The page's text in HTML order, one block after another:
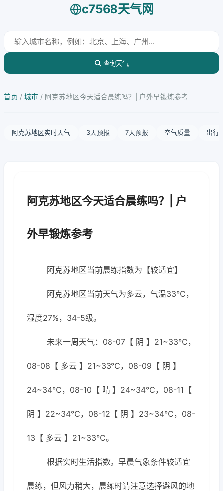
c7568天气网
查询天气
首页 / 城市 / 阿克苏地区今天适合晨练吗？| 户外早锻炼参考
阿克苏地区实时天气 3天预报 7天预报 空气质量 出行
阿克苏地区今天适合晨练吗？| 户
外早锻炼参考
阿克苏地区当前晨练指数为【较适宜】
阿克苏地区当前天气为多云，气温33℃，
湿度27%，34-5级。
未来一周天气：08-07【 阴 】21~33℃，
08-08【 多云 】21~33℃，08-09【 阴 】
24~34℃，08-10【 晴 】24~34℃，08-11【
阴 】22~34℃，08-12【 阴 】23~34℃，08-
13【 多云 】21~33℃。
根据实时生活指数。早晨气象条件较适宜
晨练，但风力稍大，晨练时请注意选择避风的地